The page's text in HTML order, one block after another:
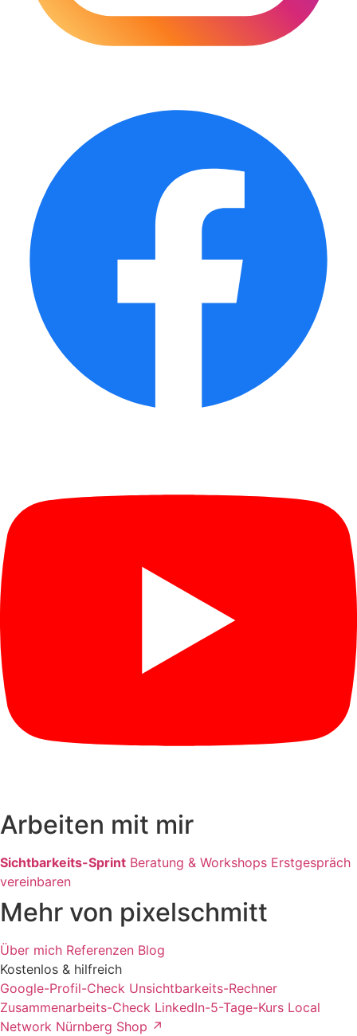
Arbeiten mit mir
Sichtbarkeits-Sprint Beratung & Workshops Erstgespräch
vereinbaren
Mehr von pixelschmitt
Über mich Referenzen Blog
Kostenlos & hilfreich
Google-Profil-Check Unsichtbarkeits-Rechner
Zusammenarbeits-Check LinkedIn-5-Tage-Kurs Local
Network Nürnberg Shop ↗